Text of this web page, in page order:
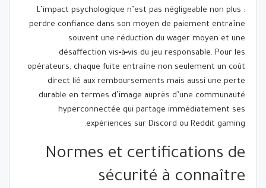
L’impact psychologique n’est pas négligeable non plus :
perdre confiance dans son moyen de paiement entraîne
souvent une réduction du wager moyen et une
désaffection vis‑à‑vis du jeu responsable. Pour les
opérateurs, chaque fuite entraîne non seulement un coût
direct lié aux remboursements mais aussi une perte
durable en termes d’image auprès d’une communauté
hyperconnectée qui partage immédiatement ses
expériences sur Discord ou Reddit gaming.
Normes et certifications de
sécurité à connaître